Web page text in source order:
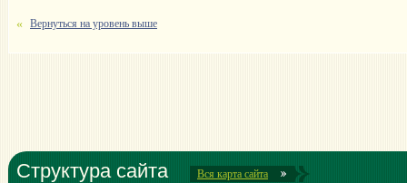
Вернуться на уровень выше
Структура сайта Вся карта сайта